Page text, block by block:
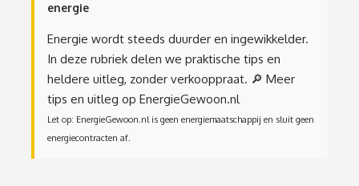
energie
Energie wordt steeds duurder en ingewikkelder.
In deze rubriek delen we praktische tips en
heldere uitleg, zonder verkooppraat. 🔎 Meer
tips en uitleg op EnergieGewoon.nl
Let op: EnergieGewoon.nl is geen energiemaatschappij en sluit geen
energiecontracten af.